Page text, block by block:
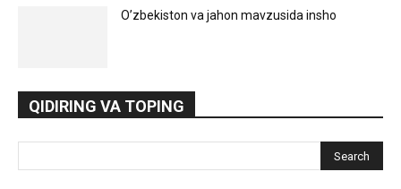
O’zbekiston va jahon mavzusida insho
QIDIRING VA TOPING